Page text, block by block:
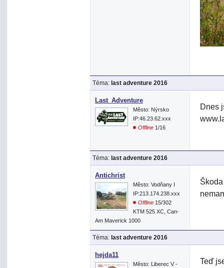
Téma: last adventure 2016
Last_Adventure
Město: Nýrsko
IP:46.23.62.xxx
Offline 1/16
Dnes
Téma: last adventure 2016
Antichrist
Město: Vodňany I
IP:213.174.238.xxx
Offline 15/302
KTM 525 XC, Can-
Am Maverick 1000
Téma: last adventure 2016
hejda11
Město: Liberec V -
Teď